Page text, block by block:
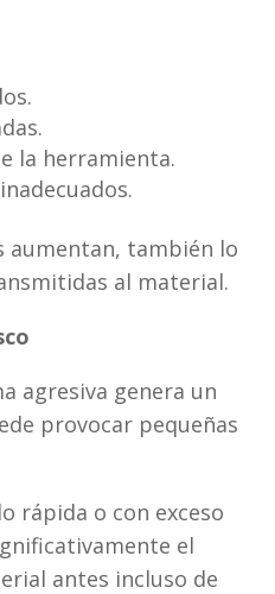
la herramienta.
aumentan, también lo
al material.
agresiva genera un
provocar pequeñas
rápida o con exceso
el
antes incluso de